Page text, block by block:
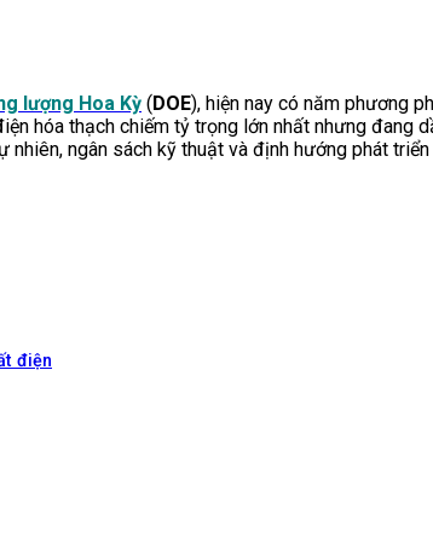
lượng Hoa Kỳ ( DOE), hiện nay có năm phương
hóa thạch chiếm tỷ trọng lớn nhất nhưng
nhiên, ngân sách kỹ thuật và định hướng phát
điện